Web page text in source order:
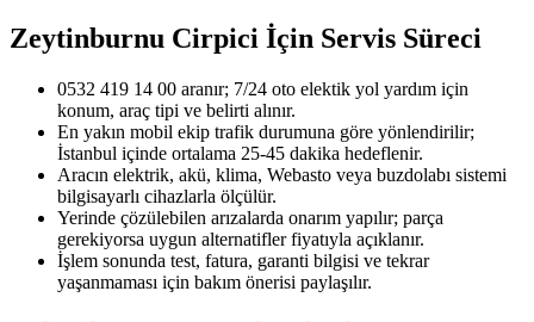
Zeytinburnu Cirpici İçin Servis Süreci
0532 419 14 00 aranır; 7/24 oto elektik yol yardım için
konum, araç tipi ve belirti alınır.
En yakın mobil ekip trafik durumuna göre yönlendirilir;
İstanbul içinde ortalama 25-45 dakika hedeflenir.
Aracın elektrik, akü, klima, Webasto veya buzdolabı sistemi
bilgisayarlı cihazlarla ölçülür.
Yerinde çözülebilen arızalarda onarım yapılır; parça
gerekiyorsa uygun alternatifler fiyatıyla açıklanır.
İşlem sonunda test, fatura, garanti bilgisi ve tekrar
yaşanmaması için bakım önerisi paylaşılır.